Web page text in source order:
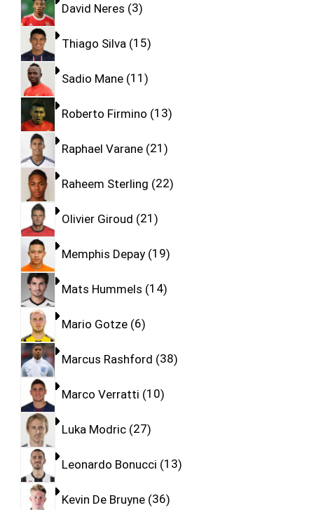
David Neres 3
Thiago Silva 15
Sadio Mane 11
Roberto Firmino 13
Raphael Varane 21
Raheem Sterling 22
Olivier Giroud 21
Memphis Depay 19
Mats Hummels 14
Mario Gotze 6
Marcus Rashford 38
Marco Verratti 10
Luka Modric 27
Leonardo Bonucci 13
Kevin De Bruyne 36